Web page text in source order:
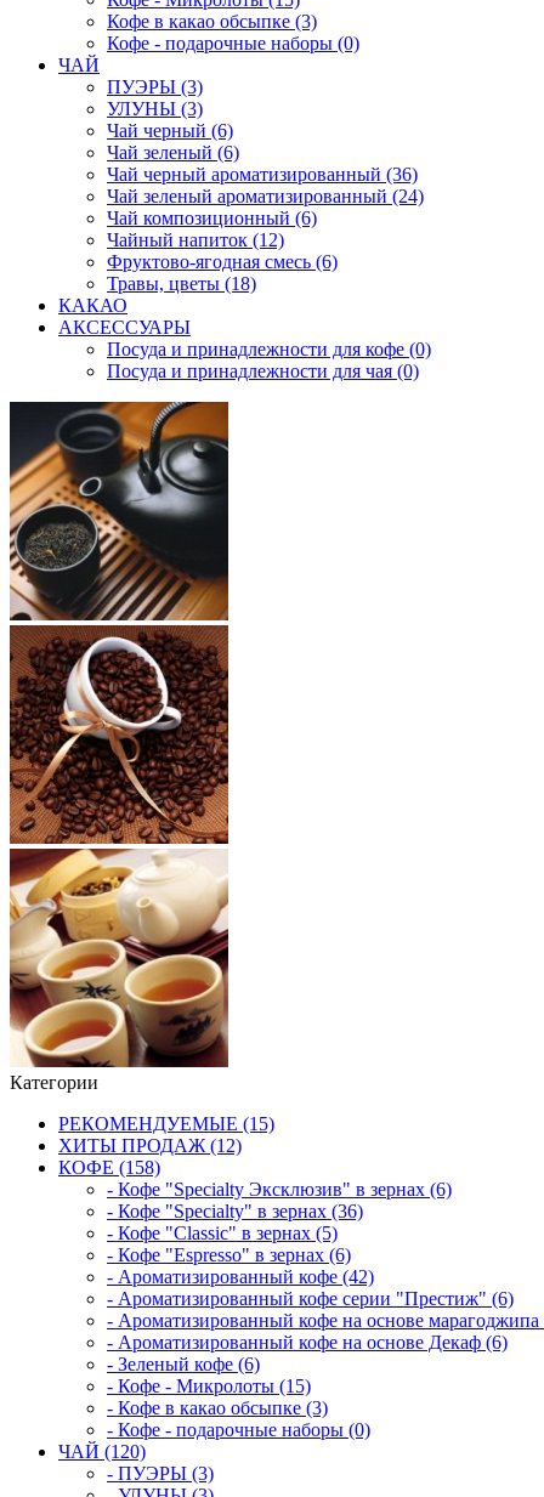
Кофе в какао обсыпке (3)
Кофе - подарочные наборы (0)
ЧАЙ
ПУЭРЫ (3)
УЛУНЫ (3)
Чай черный (6)
Чай зеленый (6)
Чай черный ароматизированный (36)
Чай зеленый ароматизированный (24)
Чай композиционный (6)
Чайный напиток (12)
Фруктово-ягодная смесь (6)
Травы, цветы (18)
КАКАО
АКСЕССУАРЫ
Посуда и принадлежности для кофе (0)
Посуда и принадлежности для чая (0)
Категории
РЕКОМЕНДУЕМЫЕ (15)
ХИТЫ ПРОДАЖ (12)
КОФЕ (158)
- Кофе "Specialty Эксклюзив" в зернах (6)
- Кофе "Specialty" в зернах (36)
- Кофе "Classic" в зернах (5)
- Кофе "Espresso" в зернах (6)
- Ароматизированный кофе (42)
- Ароматизированный кофе серии "Престиж" (6)
- Ароматизированный кофе на основе марагоджипа
- Ароматизированный кофе на основе Декаф (6)
- Зеленый кофе (6)
- Кофе - Микролоты (15)
- Кофе в какао обсыпке (3)
- Кофе - подарочные наборы (0)
ЧАЙ (120)
- ПУЭРЫ (3)